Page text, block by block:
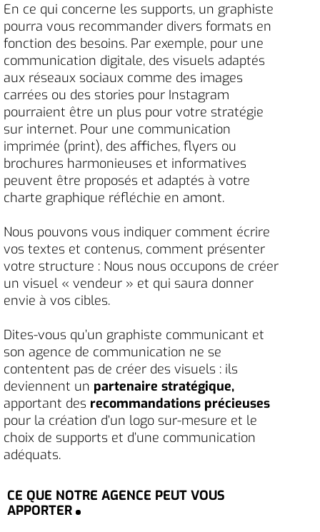
En ce qui concerne les supports, un graphiste
pourra vous recommander divers formats en
fonction des besoins. Par exemple, pour une
communication digitale, des visuels adaptés
aux réseaux sociaux comme des images
carrées ou des stories pour Instagram
pourraient être un plus pour votre stratégie
sur internet. Pour une communication
imprimée (print), des affiches, flyers ou
brochures harmonieuses et informatives
peuvent être proposés et adaptés à votre
charte graphique réfléchie en amont.
Nous pouvons vous indiquer comment écrire
vos textes et contenus, comment présenter
votre structure : Nous nous occupons de créer
un visuel « vendeur » et qui saura donner
envie à vos cibles.
Dites-vous qu’un graphiste communicant et
son agence de communication ne se
contentent pas de créer des visuels : ils
deviennent un partenaire stratégique,
apportant des recommandations précieuses
pour la création d’un logo sur-mesure et le
choix de supports et d’une communication
adéquats.
CE QUE NOTRE AGENCE PEUT VOUS
APPORTER